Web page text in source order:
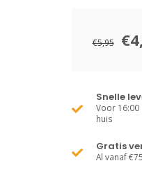
€5,95
Snelle
Voor
huis
Gratis
Al vanaf €75